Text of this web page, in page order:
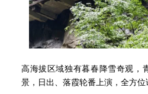
高海拔区域独有暮春降雪奇观，
景，日出、落霞轮番上演，全方位